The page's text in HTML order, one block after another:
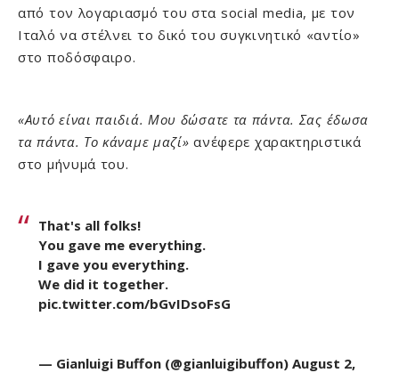
από τον λογαριασμό του στα social media, με τον
Ιταλό να στέλνει το δικό του συγκινητικό «αντίο»
στο ποδόσφαιρο.
«Αυτό είναι παιδιά. Μου δώσατε τα πάντα. Σας έδωσα
τα πάντα. Το κάναμε μαζί»ανέφερε χαρακτηριστικά
στο μήνυμά του.
That's all folks!
You gave me everything.
I gave you everything.
We did it together.
pic.twitter.com/bGvIDsoFsG
— Gianluigi Buffon (@gianluigibuffon) August 2,